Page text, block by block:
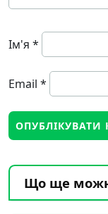
Ім'я *
Email *
Що ще